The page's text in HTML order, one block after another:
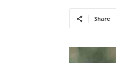
Share